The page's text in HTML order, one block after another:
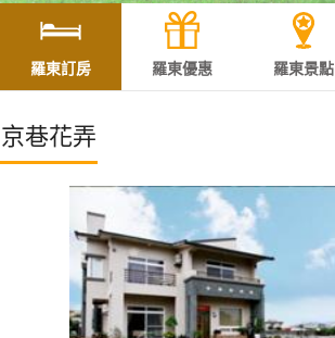
灣
訂
房
直接跟飯店訂房HOT
羅東訂房 羅東優惠 羅東景點
京巷花弄